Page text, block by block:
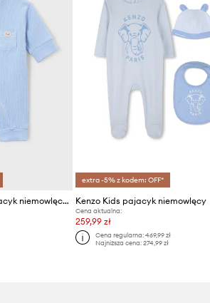
Mayoral Newborn pajacyk niemowlęcy
extra -5% z kodem: OFF*
Kenzo Kids pajacyk niemowlęcy
Cena aktualna:
259,99 zł
Cena regularna: 469,99 zł
Najniższa cena: 274,99 zł